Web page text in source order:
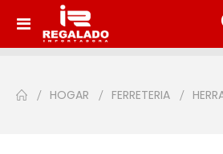
Toggle
Nav
HOGAR FERRETERIA